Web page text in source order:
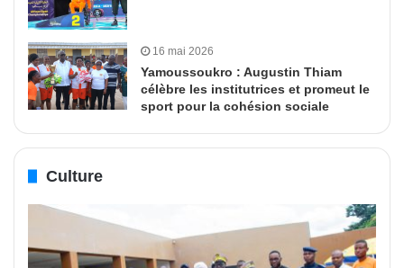
16 mai 2026
Yamoussoukro : Augustin Thiam
célèbre les institutrices et promeut le
sport pour la cohésion sociale
Culture